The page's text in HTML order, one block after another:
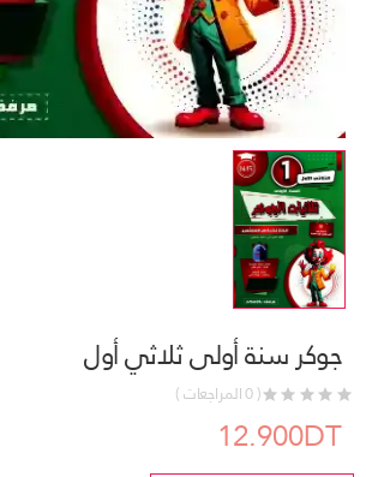
جوكر سنة أولى ثلاثي أول
( 0 المراجعات )
12.900DT